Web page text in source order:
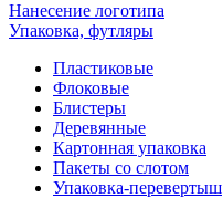
Нанесение логотипа
Упаковка, футляры
Пластиковые
Флоковые
Блистеры
Деревянные
Картонная упаковка
Пакеты со слотом
Упаковка-перевертыш